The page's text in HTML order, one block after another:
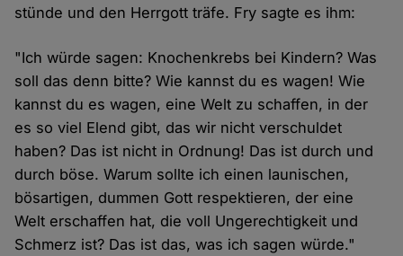
stünde und den Herrgott träfe. Fry sagte es ihm:
"Ich würde sagen: Knochenkrebs bei Kindern? Was
soll das denn bitte? Wie kannst du es wagen! Wie
kannst du es wagen, eine Welt zu schaffen, in der
es so viel Elend gibt, das wir nicht verschuldet
haben? Das ist nicht in Ordnung! Das ist durch und
durch böse. Warum sollte ich einen launischen,
bösartigen, dummen Gott respektieren, der eine
Welt erschaffen hat, die voll Ungerechtigkeit und
Schmerz ist? Das ist das, was ich sagen würde."